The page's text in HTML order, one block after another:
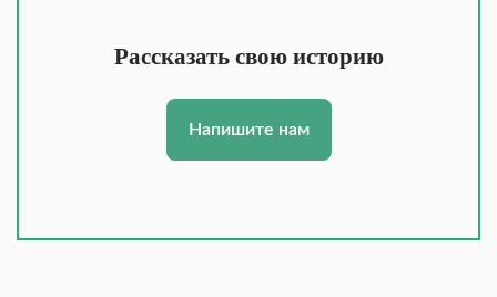
Рассказать свою историю
Напишите нам